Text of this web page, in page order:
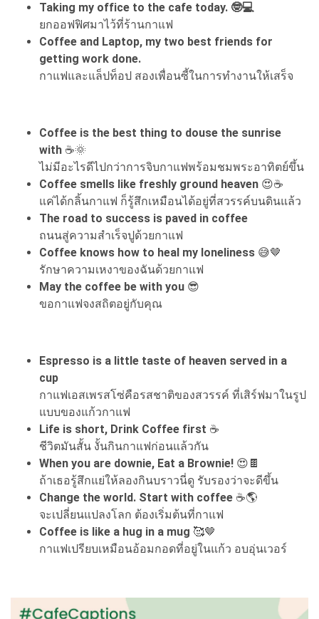
Taking my office to the cafe today. 🤓💻
ยกออฟฟิศมาไว้ที่ร้านกาแฟ
Coffee and Laptop, my two best friends for
getting work done.
กาแฟและแล็ปท็อป สองเพื่อนซี้ในการทำงานให้เสร็จ
Coffee is the best thing to douse the sunrise
with ☕🌞
ไม่มีอะไรดีไปกว่าการจิบกาแฟพร้อมชมพระอาทิตย์ขึ้น
Coffee smells like freshly ground heaven 😍☕
แค่ได้กลิ้นกาแฟ ก็รู้สึกเหมือนได้อยู่ที่สวรรค์บนดินแล้ว
The road to success is paved in coffee
ถนนสู่ความสำเร็จปูด้วยกาแฟ
Coffee knows how to heal my loneliness 😅🤎
รักษาความเหงาของฉันด้วยกาแฟ
May the coffee be with you 😎
ขอกาแฟจงสถิตอยู่กับคุณ
Espresso is a little taste of heaven served in a
cup
กาแฟเอสเพรสโซ่คือรสชาติของสวรรค์ ที่เสิร์ฟมาในรูป
แบบของแก้วกาแฟ
Life is short, Drink Coffee first ☕
ชีวิตมันสั้น งั้นกินกาแฟก่อนแล้วกัน
When you are downie, Eat a Brownie! 😍🍫
ถ้าเธอรู้สึกแย่ให้ลองกินบราวนี่ดู รับรองว่าจะดีขึ้น
Change the world. Start with coffee ☕🌎
จะเปลี่ยนแปลงโลก ต้องเริ่มต้นที่กาแฟ
Coffee is like a hug in a mug 🥰🤎
กาแฟเปรียบเหมือนอ้อมกอดที่อยู่ในแก้ว อบอุ่นเวอร์